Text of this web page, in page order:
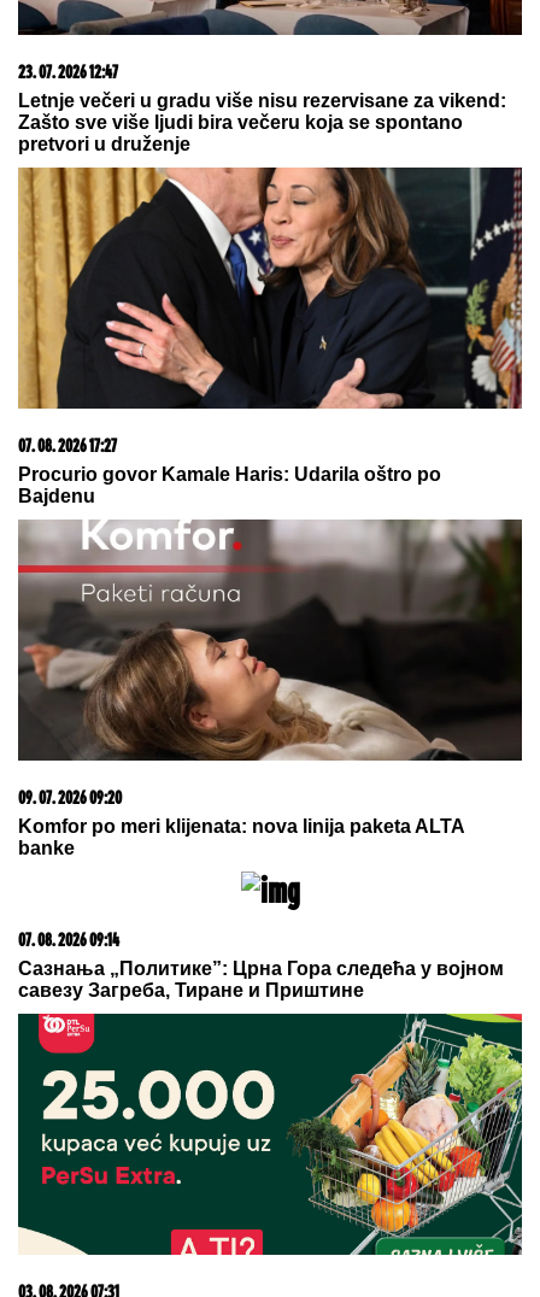
20. 07. 2026 08:04
REGISTRUJ SE UZ PROMO KOD CASINO Preuzmi
1500 BESPLATNIH SPINOVA
07. 08. 2026 09:47
Čiji hromozom određuje pol deteta? XX rađa se
devojčica, XY rađa se dečak
Letnje večeri u gradu više nisu rezervisane za vikend:
Zašto sve više ljudi bira večeru koja se spontano
07. 08. 2026 17:27
Procurio govor Kamale Haris: Udarila oštro po